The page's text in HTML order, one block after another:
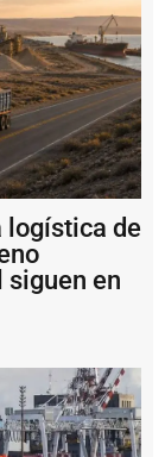
logística de
en